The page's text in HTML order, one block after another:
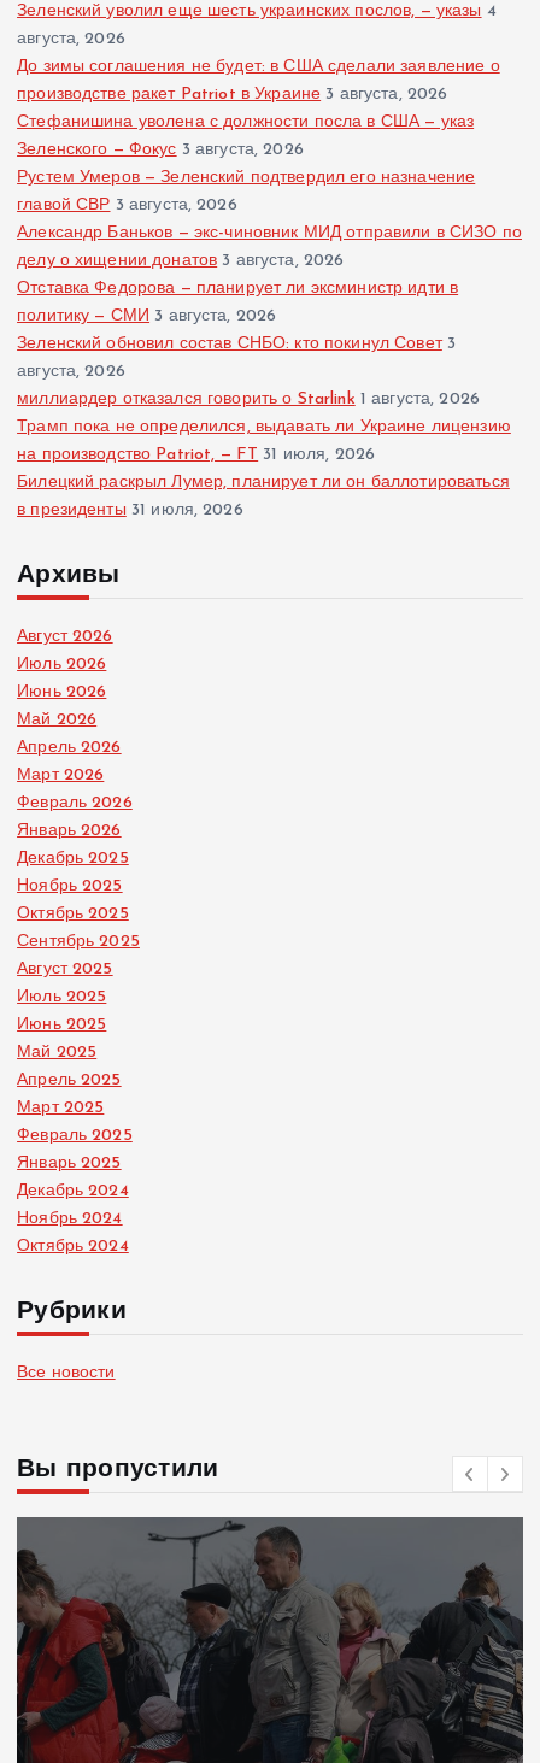
Зеленский уволил еще шесть украинских послов, — указы 4
августа, 2026
До зимы соглашения не будет: в США сделали заявление о
производстве ракет Patriot в Украине 3 августа, 2026
Стефанишина уволена с должности посла в США — указ
Зеленского — Фокус 3 августа, 2026
Рустем Умеров — Зеленский подтвердил его назначение
главой СВР 3 августа, 2026
Александр Баньков — экс-чиновник МИД отправили в СИЗО по
делу о хищении донатов 3 августа, 2026
Отставка Федорова — планирует ли эксминистр идти в
политику — СМИ 3 августа, 2026
Зеленский обновил состав СНБО: кто покинул Совет 3
августа, 2026
миллиардер отказался говорить о Starlink 1 августа, 2026
Трамп пока не определился, выдавать ли Украине лицензию
на производство Patriot, — FT 31 июля, 2026
Билецкий раскрыл Лумер, планирует ли он баллотироваться
в президенты 31 июля, 2026
Архивы
Август 2026
Июль 2026
Июнь 2026
Май 2026
Апрель 2026
Март 2026
Февраль 2026
Январь 2026
Декабрь 2025
Ноябрь 2025
Октябрь 2025
Сентябрь 2025
Август 2025
Июль 2025
Июнь 2025
Май 2025
Апрель 2025
Март 2025
Февраль 2025
Январь 2025
Декабрь 2024
Ноябрь 2024
Октябрь 2024
Рубрики
Все новости
Вы пропустили